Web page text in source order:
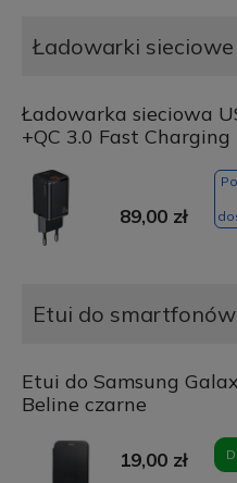
Ładowarki sieciowe
Ładowarka sieciowa
+QC 3.0 Fast
89,00 zł
Etui do smartfonów
Etui do Samsung
Beline czarne
19,00 zł